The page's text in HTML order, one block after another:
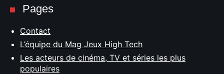
Pages
Contact
L’équipe du Mag Jeux High Tech
Les acteurs de cinéma, TV et séries les plus
populaires